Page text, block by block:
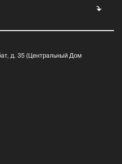
д. 35 (Центральный Дом